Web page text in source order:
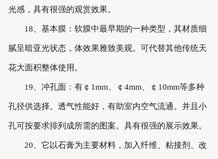
光感，具有很强的观赏效果。
18、基本膜：软膜中最早期的一种类型，其材质细
腻呈暗亚光状态，体效果雅致美观。可代替其他传统天
花大面积整体使用。
19、冲孔面：有￠1mm、￠4mm、￠10mm等多种
孔径供选择。透气性能好，有助室内空气流通。并且小
孔可按要求排列成所需的图案。具有很强的展示效果。
20、它以石膏为主要材料，加入纤维、粘接剂、改